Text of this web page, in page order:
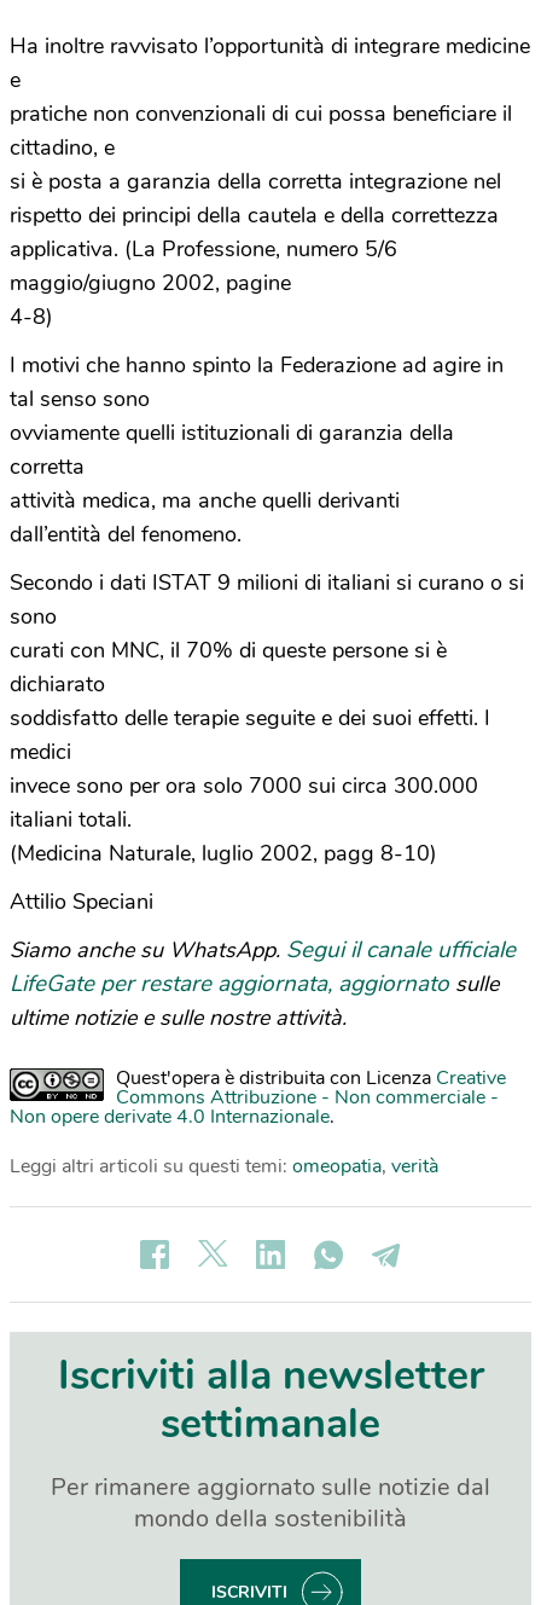
Ha inoltre ravvisato l’opportunità di integrare medicine
e
pratiche non convenzionali di cui possa beneficiare il
cittadino, e
si è posta a garanzia della corretta integrazione nel
rispetto dei principi della cautela e della correttezza
applicativa. (La Professione, numero 5/6
maggio/giugno 2002, pagine
4-8)
I motivi che hanno spinto la Federazione ad agire in
tal senso sono
ovviamente quelli istituzionali di garanzia della
corretta
attività medica, ma anche quelli derivanti
dall’entità del fenomeno.
Secondo i dati ISTAT 9 milioni di italiani si curano o si
sono
curati con MNC, il 70% di queste persone si è
dichiarato
soddisfatto delle terapie seguite e dei suoi effetti. I
medici
invece sono per ora solo 7000 sui circa 300.000
italiani totali.
(Medicina Naturale, luglio 2002, pagg 8-10)
Attilio Speciani
Siamo anche su WhatsApp. Segui il canale ufficiale
LifeGate per restare aggiornata, aggiornato sulle
ultime notizie e sulle nostre attività.
Quest'opera è distribuita con Licenza Creative
Commons Attribuzione - Non commerciale -
Non opere derivate 4.0 Internazionale.
Leggi altri articoli su questi temi: omeopatia, verità
Iscriviti alla newsletter
settimanale
Per rimanere aggiornato sulle notizie dal
mondo della sostenibilità
ISCRIVITI